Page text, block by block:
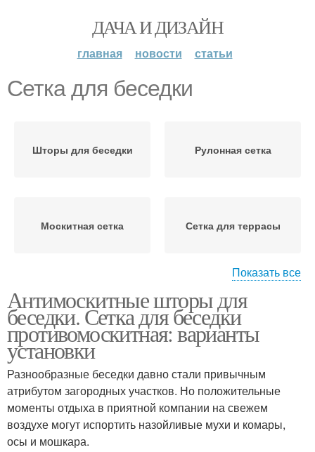
ДАЧА И ДИЗАЙН
главная новости статьи
Сетка для беседки
Шторы для беседки Рулонная сетка
Москитная сетка Сетка для террасы
Москитные сетки Сетка с люверсами
Сетка на беседку Сетки на беседки
Окна с москитной
Показать все
Антимоскитные шторы для
беседки. Сетка для беседки
противомоскитная: варианты
установки
Разнообразные беседки давно стали привычным
атрибутом загородных участков. Но положительные
моменты отдыха в приятной компании на свежем
воздухе могут испортить назойливые мухи и комары,
осы и мошкара.